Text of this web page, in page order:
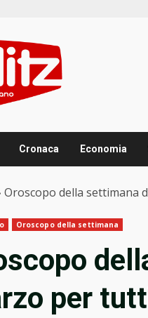
Cronaca Economia
Oroscopo della settimana
Oroscopo della settimana
per